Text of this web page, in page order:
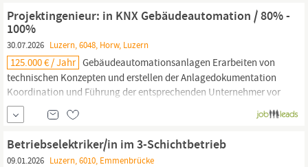
Projektingenieur: in KNX Gebäudeautomation / 80% -
100%
30.07.2026 Luzern, 6048, Horw, Luzern
125.000 € / Jahr Gebäudeautomationsanlagen Erarbeiten von
technischen Konzepten und erstellen der Anlagedokumentation
Koordination und Führung der entsprechenden Unternehmer vor
Ort Besprechungen mit Bauherren, Architekten und Planer
Instruktion und Schulung der Anwender Programmierung von
KNX Loxone etc. Was du mitbringst: Grundausbildung als
Elektromonteur:in,...
Betriebselektriker/in im 3-Schichtbetrieb
09.01.2026 Luzern, 6010, Emmenbrücke